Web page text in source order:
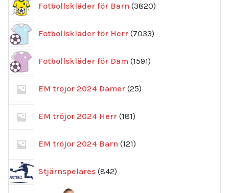
Fotbollskläder för Barn 3820
produkter
Fotbollskläder för Herr 7033
produkter
Fotbollskläder för Dam 1591
produkter
EM tröjor 2024 Damer 25
produkter
EM tröjor 2024 Herr 181
produkter
EM tröjor 2024 Barn 121
produkter
Stjärnspelares 842
produkter